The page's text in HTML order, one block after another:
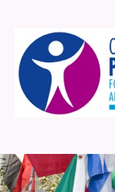
Aller
au
contenu